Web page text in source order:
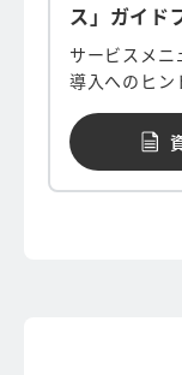
ス」ガイド
サービスメニ
導入へのヒン